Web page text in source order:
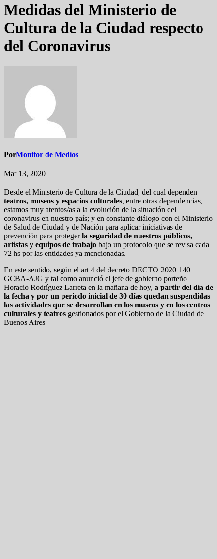
Medidas del Ministerio de
Cultura de la Ciudad respecto
del Coronavirus
PorMonitor de Medios
Mar 13, 2020
Desde el Ministerio de Cultura de la Ciudad, del cual dependen
teatros, museos y espacios culturales, entre otras dependencias,
estamos muy atentos/as a la evolución de la situación del
coronavirus en nuestro país; y en constante diálogo con el Ministerio
de Salud de Ciudad y de Nación para aplicar iniciativas de
prevención para protegerla seguridad de nuestros públicos,
artistas y equipos de trabajo bajo un protocolo que se revisa cada
72 hs por las entidades ya mencionadas.
En este sentido, según el art 4 del decreto DECTO-2020-140-
GCBA-AJG y tal como anunció el jefe de gobierno porteño
Horacio Rodríguez Larreta en la mañana de hoy, a partir del día de
la fecha y por un periodo inicial de 30 días quedan suspendidas
las actividades que se desarrollan en los museos y en los centros
culturales y teatros gestionados por el Gobierno de la Ciudad de
Buenos Aires.